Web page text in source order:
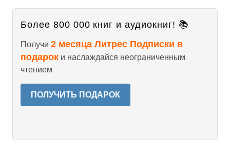
Более 800 000 книг и аудиокниг! 📚
Получи 2 месяца Литрес Подписки в
подарок и наслаждайся неограниченным
чтением
ПОЛУЧИТЬ ПОДАРОК